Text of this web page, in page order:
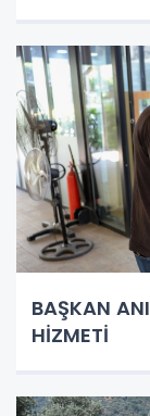
BAŞKAN
HİZMETİ